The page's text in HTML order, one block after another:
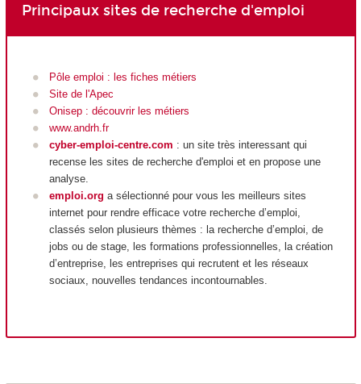
Principaux sites de recherche d'emploi
Pôle emploi : les fiches métiers
Site de l'Apec
Onisep : découvrir les métiers
www.andrh.fr
cyber-emploi-centre.com : un site très interessant qui
recense les sites de recherche d'emploi et en propose une
analyse.
emploi.org a sélectionné pour vous les meilleurs sites
internet pour rendre efficace votre recherche d’emploi,
classés selon plusieurs thèmes : la recherche d’emploi, de
jobs ou de stage, les formations professionnelles, la création
d’entreprise, les entreprises qui recrutent et les réseaux
sociaux, nouvelles tendances incontournables.